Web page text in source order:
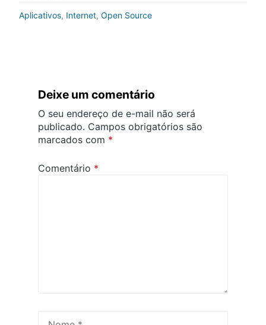
b
Aplicativos, Internet, Open Source
Deixe um comentário
O seu endereço de e-mail não será
publicado. Campos obrigatórios são
marcados com *
Comentário *
Nome